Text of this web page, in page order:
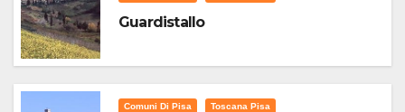
Guardistallo
Comuni Di Pisa Toscana Pisa